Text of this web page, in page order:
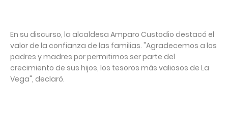
En su discurso, la alcaldesa Amparo Custodio destacó el
valor de la confianza de las familias. "Agradecemos a los
padres y madres por permitirnos ser parte del
crecimiento de sus hijos, los tesoros más valiosos de La
Vega", declaró.⁣